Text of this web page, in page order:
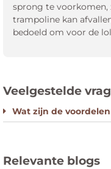
sprong te voorkomen,
trampoline kan
bedoeld om voor de
Wat zijn de
Relevante blogs